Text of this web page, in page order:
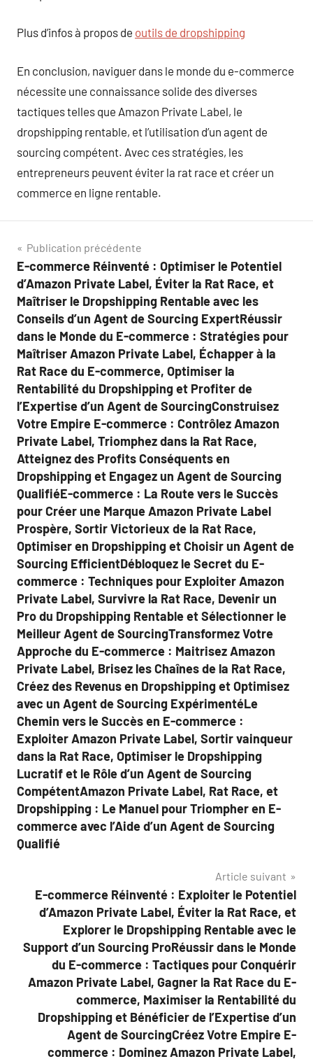
Plus d’infos à propos de outils de dropshipping
En conclusion, naviguer dans le monde du e-commerce
nécessite une connaissance solide des diverses
tactiques telles que Amazon Private Label, le
dropshipping rentable, et l’utilisation d’un agent de
sourcing compétent. Avec ces stratégies, les
entrepreneurs peuvent éviter la rat race et créer un
commerce en ligne rentable.
Navigation
de
l’article
Publication précédente
E-commerce Réinventé : Optimiser le Potentiel
d’Amazon Private Label, Éviter la Rat Race, et
Maîtriser le Dropshipping Rentable avec les
Conseils d’un Agent de Sourcing ExpertRéussir
dans le Monde du E-commerce : Stratégies pour
Maîtriser Amazon Private Label, Échapper à la
Rat Race du E-commerce, Optimiser la
Rentabilité du Dropshipping et Profiter de
l’Expertise d’un Agent de SourcingConstruisez
Votre Empire E-commerce : Contrôlez Amazon
Private Label, Triomphez dans la Rat Race,
Atteignez des Profits Conséquents en
Dropshipping et Engagez un Agent de Sourcing
QualifiéE-commerce : La Route vers le Succès
pour Créer une Marque Amazon Private Label
Prospère, Sortir Victorieux de la Rat Race,
Optimiser en Dropshipping et Choisir un Agent de
Sourcing EfficientDébloquez le Secret du E-
commerce : Techniques pour Exploiter Amazon
Private Label, Survivre la Rat Race, Devenir un
Pro du Dropshipping Rentable et Sélectionner le
Meilleur Agent de SourcingTransformez Votre
Approche du E-commerce : Maitrisez Amazon
Private Label, Brisez les Chaînes de la Rat Race,
Créez des Revenus en Dropshipping et Optimisez
avec un Agent de Sourcing ExpérimentéLe
Chemin vers le Succès en E-commerce :
Exploiter Amazon Private Label, Sortir vainqueur
dans la Rat Race, Optimiser le Dropshipping
Lucratif et le Rôle d’un Agent de Sourcing
CompétentAmazon Private Label, Rat Race, et
Dropshipping : Le Manuel pour Triompher en E-
commerce avec l’Aide d’un Agent de Sourcing
Qualifié
Article suivant
E-commerce Réinventé : Exploiter le Potentiel
d’Amazon Private Label, Éviter la Rat Race, et
Explorer le Dropshipping Rentable avec le
Support d’un Sourcing ProRéussir dans le Monde
du E-commerce : Tactiques pour Conquérir
Amazon Private Label, Gagner la Rat Race du E-
commerce, Maximiser la Rentabilité du
Dropshipping et Bénéficier de l’Expertise d’un
Agent de SourcingCréez Votre Empire E-
commerce : Dominez Amazon Private Label,